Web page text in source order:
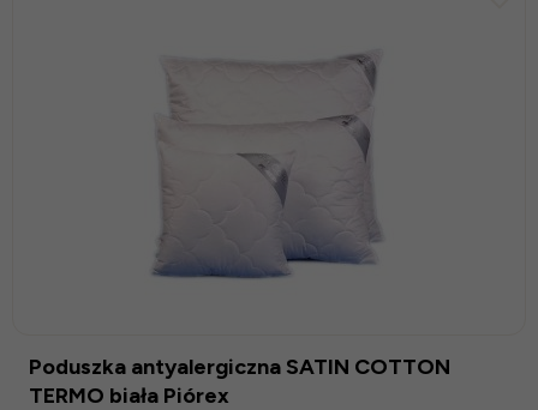
Poduszka antyalergiczna SATIN COTTON
TERMO biała Piórex